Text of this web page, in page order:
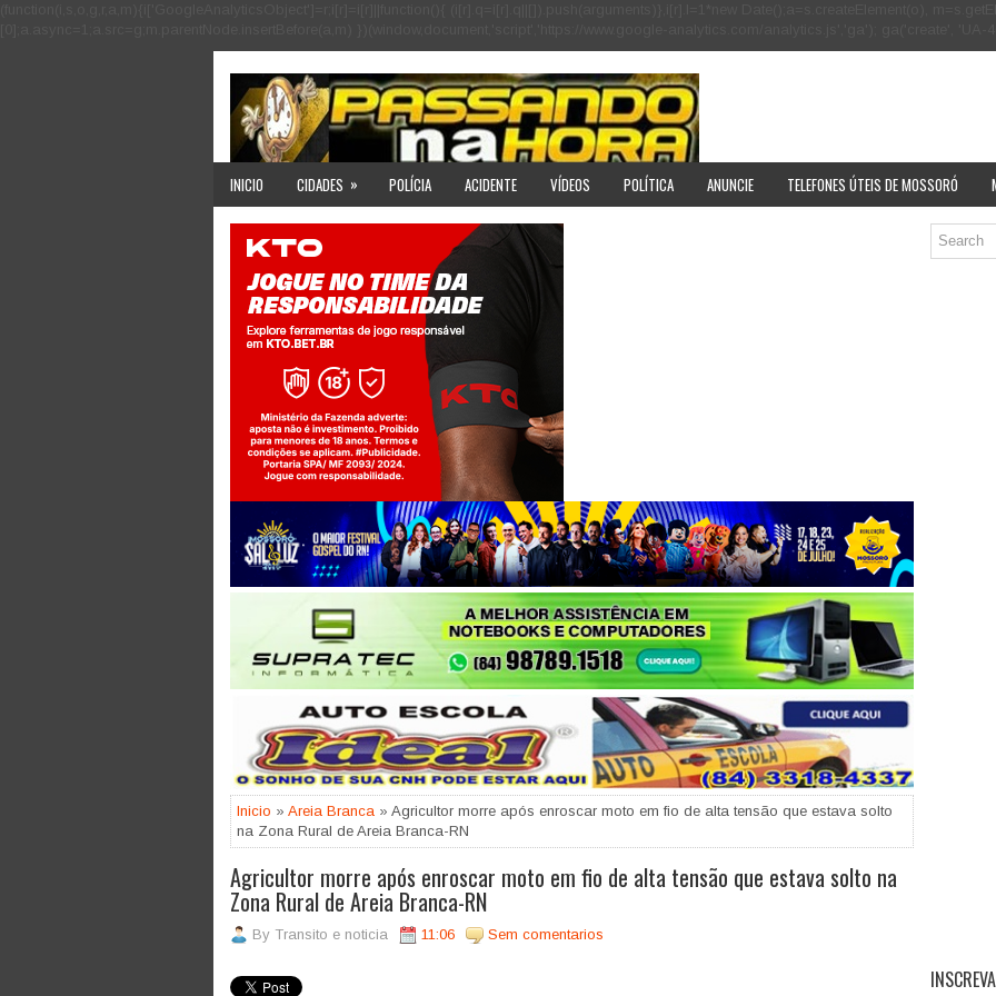
INICIO CIDADES » POLÍCIA ACIDENTE VÍDEOS POLÍTICA ANUNCIE TELEFONES ÚTEIS DE MOSSORÓ
Jogue com responsabilidade. 18+
Inicio » Areia Branca » Agricultor morre após enroscar moto em fio de alta tensão que estava solto
na Zona Rural de Areia Branca-RN
Agricultor morre após enroscar moto em fio de alta tensão que estava solto na
Zona Rural de Areia Branca-RN
By Transito e noticia 11:06 Sem comentarios